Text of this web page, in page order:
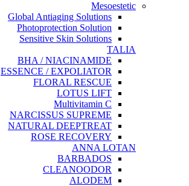
Mesoestetic
Global Antiaging Solutions
Photoprotection Solution
Sensitive Skin Solutions
TALIA
BHA / NIACINAMIDE
ESSENCE / EXPOLIATOR
FLORAL RESCUE
LOTUS LIFT
Multivitamin C
NARCISSUS SUPREME
NATURAL DEEPTREAT
ROSE RECOVERY
ANNA LOTAN
BARBADOS
CLEANOODOR
ALODEM